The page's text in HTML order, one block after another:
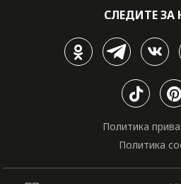
СЛЕДИТЕ ЗА
Политика
Политика